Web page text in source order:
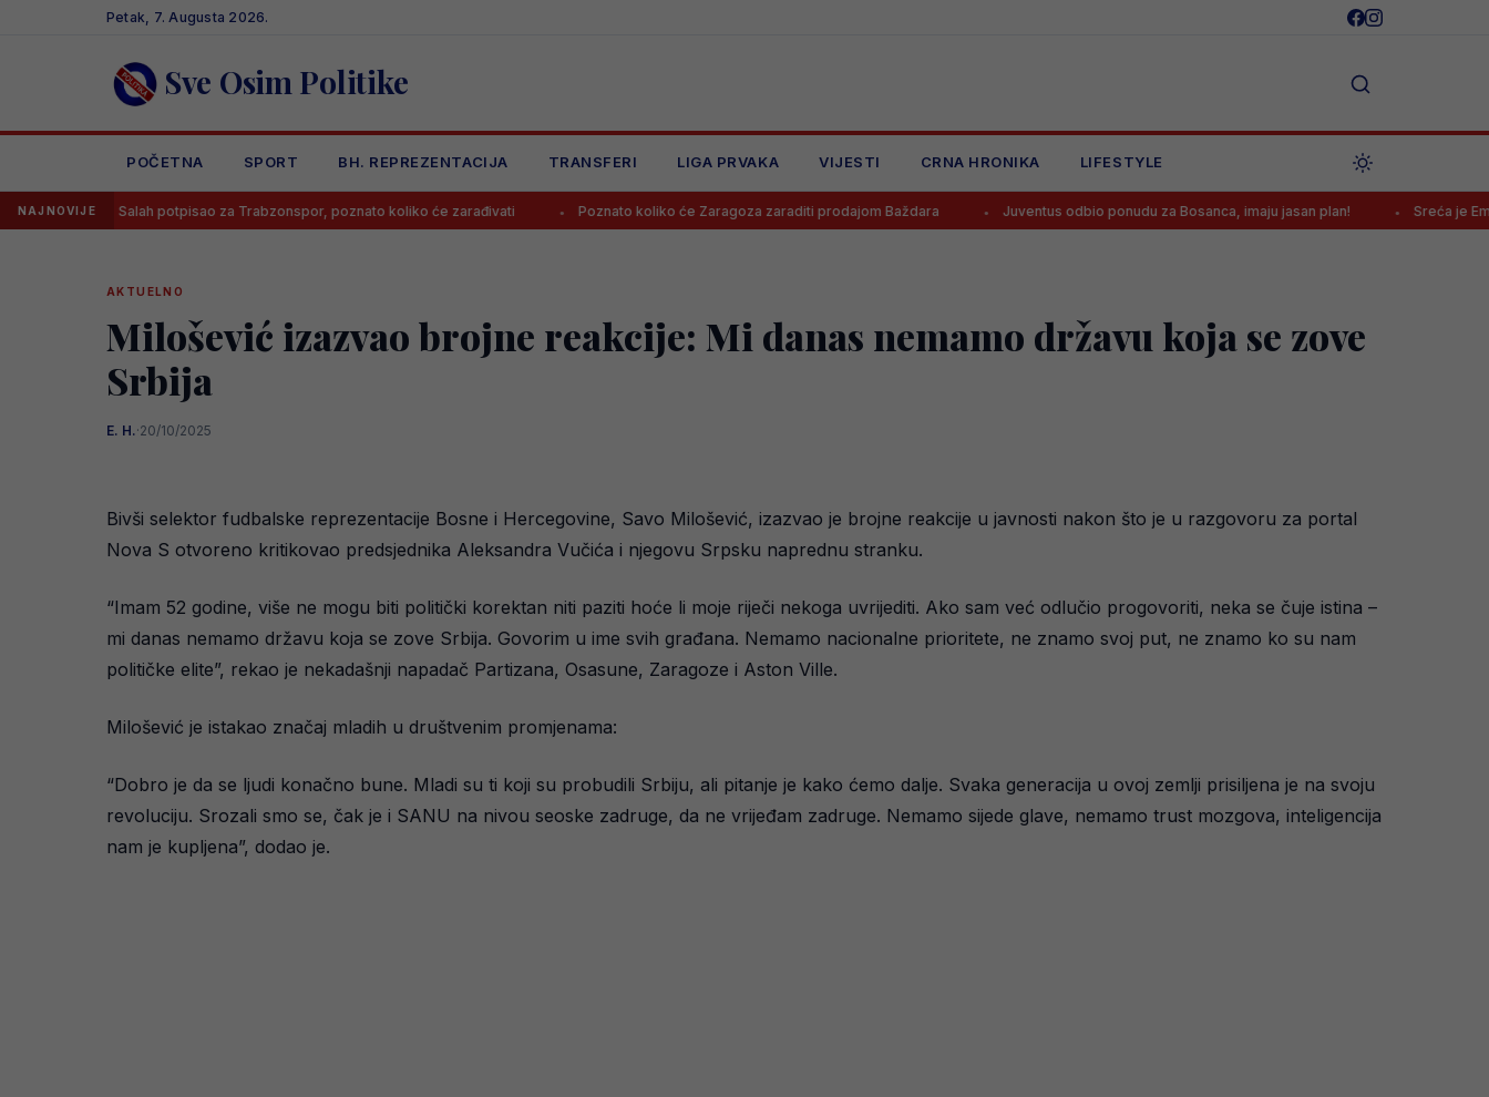
Petak, 7. Augusta 2026.
Sve Osim Politike
POČETNA SPORT BH. REPREZENTACIJA TRANSFERI LIGA PRVAKA VIJESTI CRNA HRONIKA LIFESTYLE
NAJNOVIJE
Salah potpisao za Trabzonspor, poznato koliko će zarađivati Poznato koliko će Zaragoza zaraditi prodajom Baždara Juventus odbio ponudu za Bosanca, imaju jasan plan! Sreća je Emanu Košpi
AKTUELNO
Milošević izazvao brojne reakcije: Mi danas nemamo državu koja se zove
Srbija
E. H.·20/10/2025
Bivši selektor fudbalske reprezentacije Bosne i Hercegovine, Savo Milošević, izazvao je brojne reakcije u javnosti nakon što je u razgovoru za portal
Nova S otvoreno kritikovao predsjednika Aleksandra Vučića i njegovu Srpsku naprednu stranku.
“Imam 52 godine, više ne mogu biti politički korektan niti paziti hoće li moje riječi nekoga uvrijediti. Ako sam već odlučio progovoriti, neka se čuje istina –
mi danas nemamo državu koja se zove Srbija. Govorim u ime svih građana. Nemamo nacionalne prioritete, ne znamo svoj put, ne znamo ko su nam
političke elite”, rekao je nekadašnji napadač Partizana, Osasune, Zaragoze i Aston Ville.
Milošević je istakao značaj mladih u društvenim promjenama:
“Dobro je da se ljudi konačno bune. Mladi su ti koji su probudili Srbiju, ali pitanje je kako ćemo dalje. Svaka generacija u ovoj zemlji prisiljena je na svoju
revoluciju. Srozali smo se, čak je i SANU na nivou seoske zadruge, da ne vrijeđam zadruge. Nemamo sijede glave, nemamo trust mozgova, inteligencija
nam je kupljena”, dodao je.